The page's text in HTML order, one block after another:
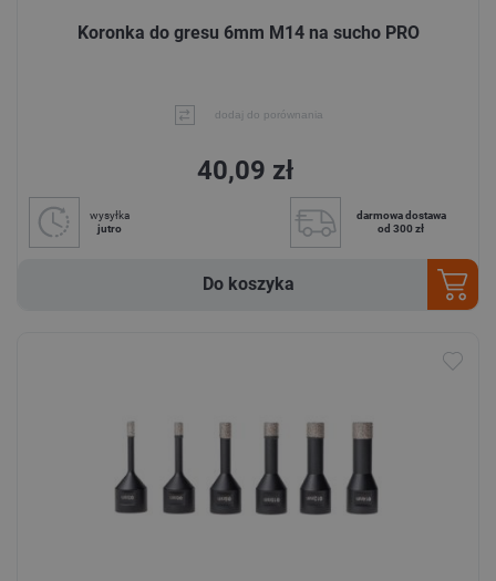
Koronka do gresu 6mm M14 na sucho PRO
dodaj do porównania
40,09 zł
wysyłka
jutro
darmowa dostawa
od 300 zł
Do koszyka